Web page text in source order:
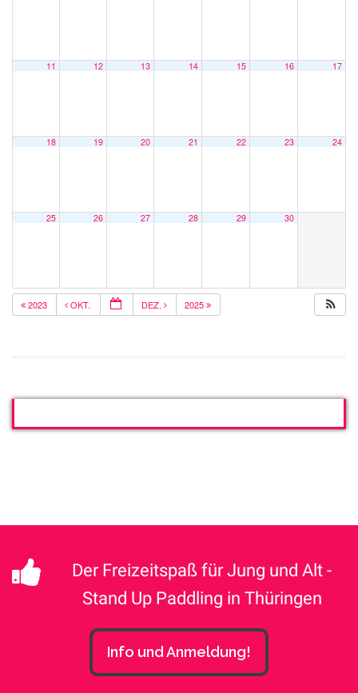
11 12 13 14 15 16 17
18 19 20 21 22 23 24
25 26 27 28 29 30
2023 OKT. DEZ. 2025
Der Freizeitspaß für Jung und Alt -
Stand Up Paddling in Thüringen
Info und Anmeldung!